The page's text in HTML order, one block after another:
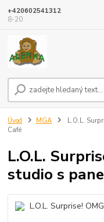
+420602541312
8-20
Úvod MGA
L.O.L.
Café
L.O.L.
studio s